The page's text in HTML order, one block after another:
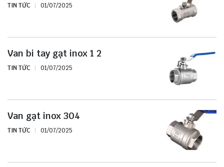
TIN TỨC 01/07/2025
Van bi tay gạt inox 1 2
TIN TỨC 01/07/2025
Van gạt inox 304
TIN TỨC 01/07/2025